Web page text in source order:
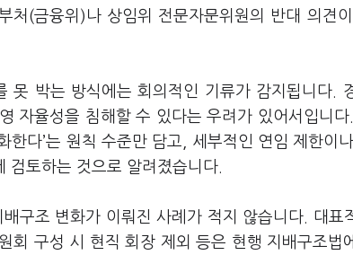
처(금융위)나 상임위 전문자문위원의 반대 의견
못 박는 방식에는 회의적인 기류가 감지됩니다.
자율성을 침해할 수 있다는 우려가 있어서입니
한다’는 원칙 수준만 담고, 세부적인 연임 제한이
검토하는 것으로 알려졌습니다.
구조 변화가 이뤄진 사례가 적지 않습니다. 대표
회 구성 시 현직 회장 제외 등은 현행 지배구조법